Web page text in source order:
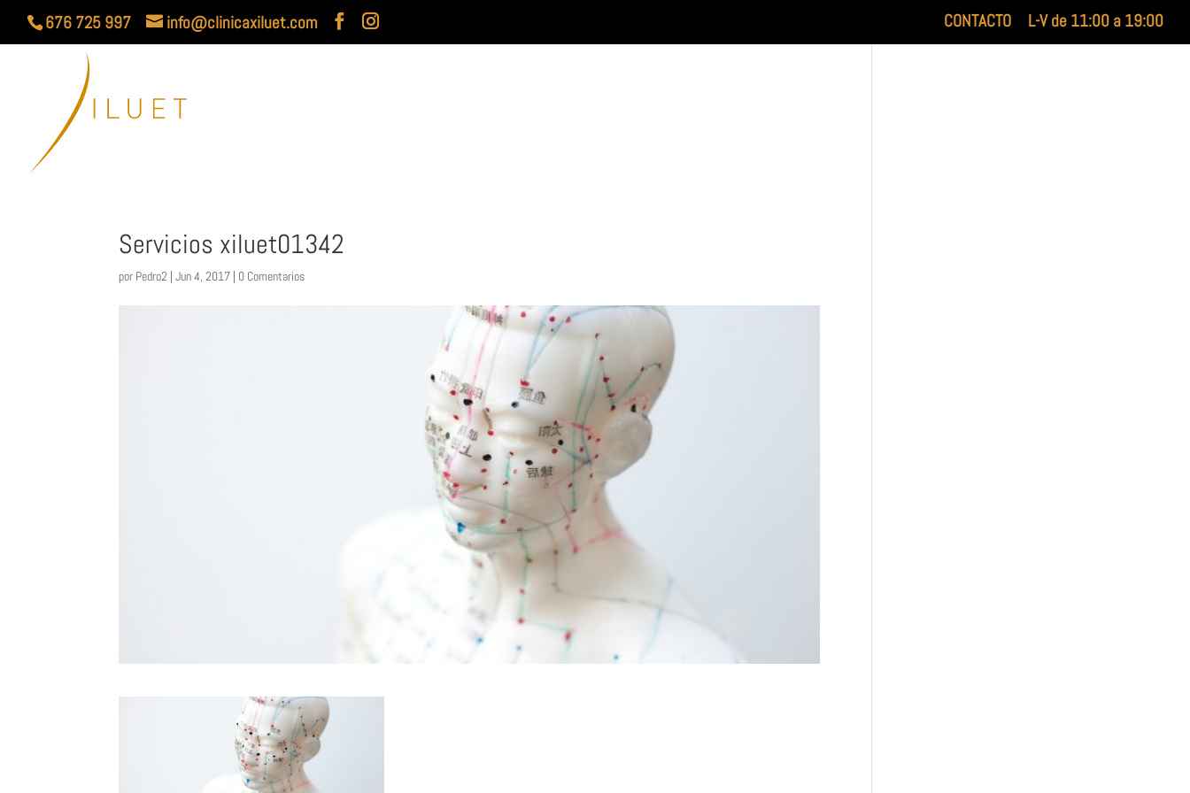
676 725 997 info@clinicaxiluet.com CONTACTO L-V de 11:00 a 19:00
Servicios xiluet01342
por Pedro2 |Jun 4, 2017 | 0 Comentarios